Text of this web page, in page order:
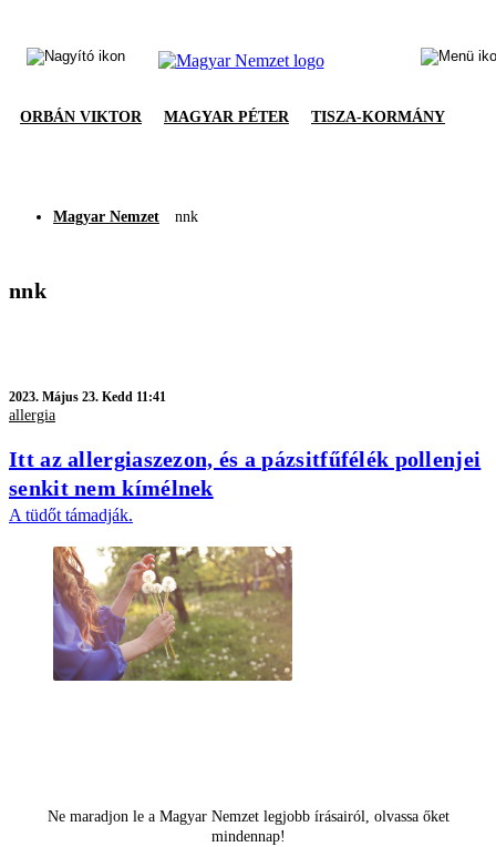
ORBÁN VIKTOR MAGYAR PÉTER TISZA-KORMÁNY
Magyar Nemzet nnk
nnk
2023. Május 23. Kedd 11:41
allergia
Itt az allergiaszezon, és a pázsitfűfélék pollenjei
senkit nem kímélnek
A tüdőt támadják.
Ne maradjon le a Magyar Nemzet legjobb írásairól, olvassa őket
mindennap!